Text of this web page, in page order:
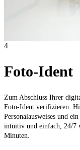
4
Foto-Ident
Zum Abschluss Ihrer
Foto-Ident verifizieren.
Personalausweises und
intuitiv und einfach, 24/7
Minuten.